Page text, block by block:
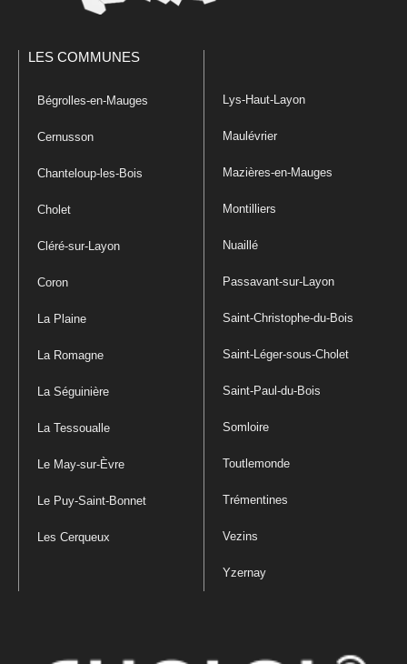
LES COMMUNES
Bégrolles-en-Mauges
Cernusson
Chanteloup-les-Bois
Cholet
Cléré-sur-Layon
Coron
La Plaine
La Romagne
La Séguinière
La Tessoualle
Le May-sur-Èvre
Le Puy-Saint-Bonnet
Les Cerqueux
Lys-Haut-Layon
Maulévrier
Mazières-en-Mauges
Montilliers
Nuaillé
Passavant-sur-Layon
Saint-Christophe-du-Bois
Saint-Léger-sous-Cholet
Saint-Paul-du-Bois
Somloire
Toutlemonde
Trémentines
Vezins
Yzernay